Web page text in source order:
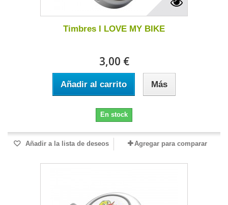
Timbres I LOVE MY BIKE
3,00 €
Añadir al carrito Más
En stock
Añadir a la lista de deseos Agregar para comparar